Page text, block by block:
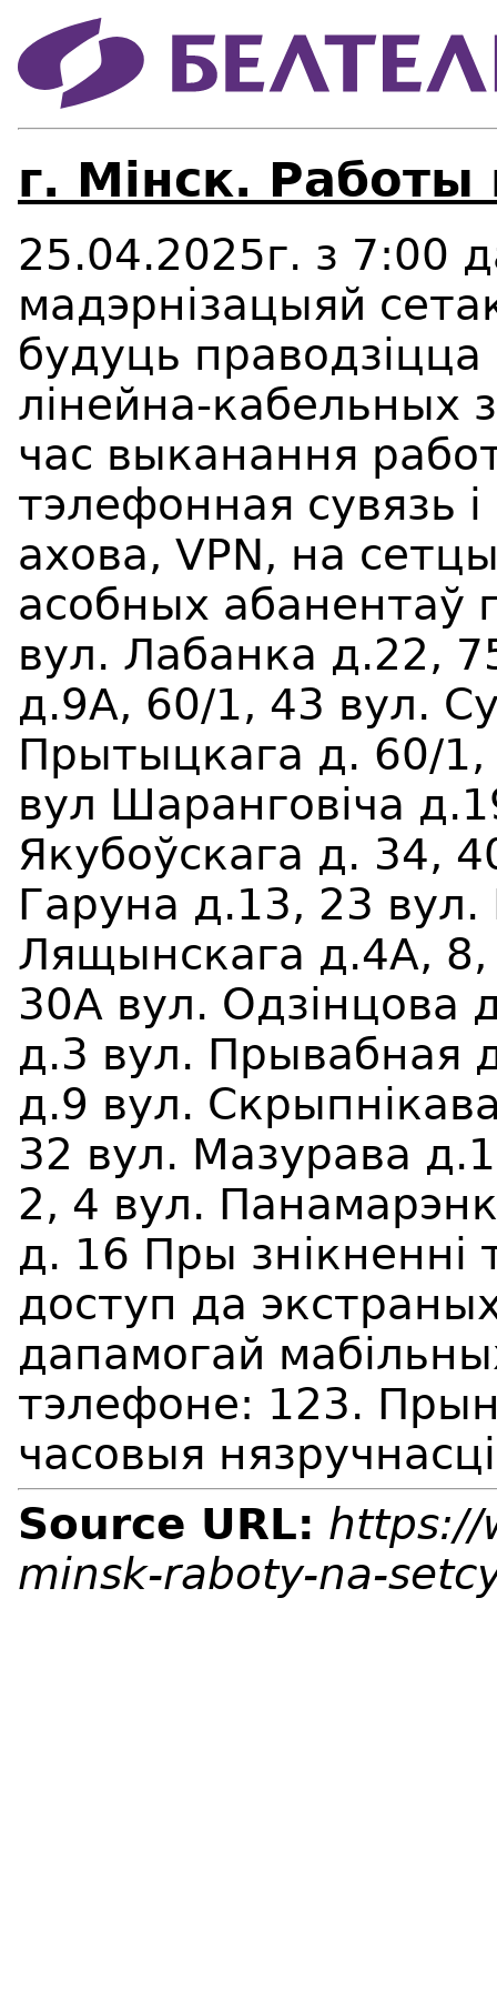
г. Мінск. Работы
25.04.2025г. з 7:00
мадэрнізацыяй
будуць
лінейна-кабельных
час выканання
тэлефонная сувязь
ахова, VPN, на
асобных абанентаў
вул. Лабанка д.22,
д.9А, 60/1, 43 вул.
Прытыцкага д. 60/
вул Шаранговiча
Якубоўскага д. 34,
Гаруна д.13, 23
Лящынскага д.4А, 8,
30А вул. Одзiнцова
д.3 вул. Прывабная
д.9 вул.
32 вул. Мазурава
2, 4 вул.
д. 16 Пры знікненні
доступ да
дапамогай
тэлефоне: 123.
часовыя
Source URL: https://
minsk-raboty-na-